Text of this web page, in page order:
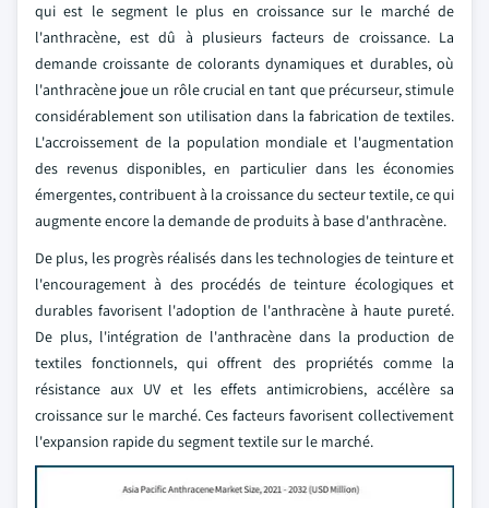
qui est le segment le plus en croissance sur le marché de
l'anthracène, est dû à plusieurs facteurs de croissance. La
demande croissante de colorants dynamiques et durables, où
l'anthracène joue un rôle crucial en tant que précurseur, stimule
considérablement son utilisation dans la fabrication de textiles.
L'accroissement de la population mondiale et l'augmentation
des revenus disponibles, en particulier dans les économies
émergentes, contribuent à la croissance du secteur textile, ce qui
augmente encore la demande de produits à base d'anthracène.
De plus, les progrès réalisés dans les technologies de teinture et
l'encouragement à des procédés de teinture écologiques et
durables favorisent l'adoption de l'anthracène à haute pureté.
De plus, l'intégration de l'anthracène dans la production de
textiles fonctionnels, qui offrent des propriétés comme la
résistance aux UV et les effets antimicrobiens, accélère sa
croissance sur le marché. Ces facteurs favorisent collectivement
l'expansion rapide du segment textile sur le marché.